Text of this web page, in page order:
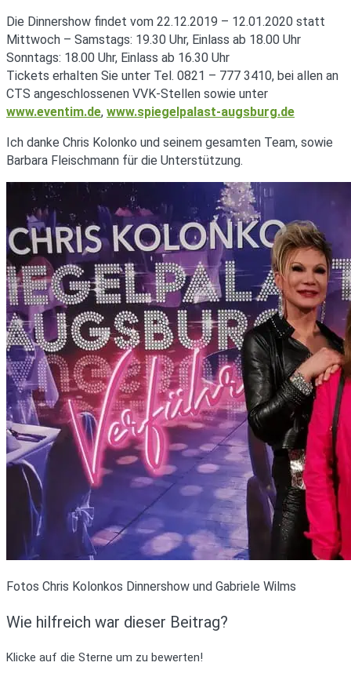
Die Dinnershow findet vom 22.12.2019 – 12.01.2020 statt
Mittwoch – Samstags: 19.30 Uhr, Einlass ab 18.00 Uhr
Sonntags: 18.00 Uhr, Einlass ab 16.30 Uhr
Tickets erhalten Sie unter Tel. 0821 – 777 3410, bei allen an
CTS angeschlossenen VVK-Stellen sowie unter
www.eventim.de, www.spiegelpalast-augsburg.de
Ich danke Chris Kolonko und seinem gesamten Team, sowie
Barbara Fleischmann für die Unterstützung.
Fotos Chris Kolonkos Dinnershow und Gabriele Wilms
Wie hilfreich war dieser Beitrag?
Klicke auf die Sterne um zu bewerten!